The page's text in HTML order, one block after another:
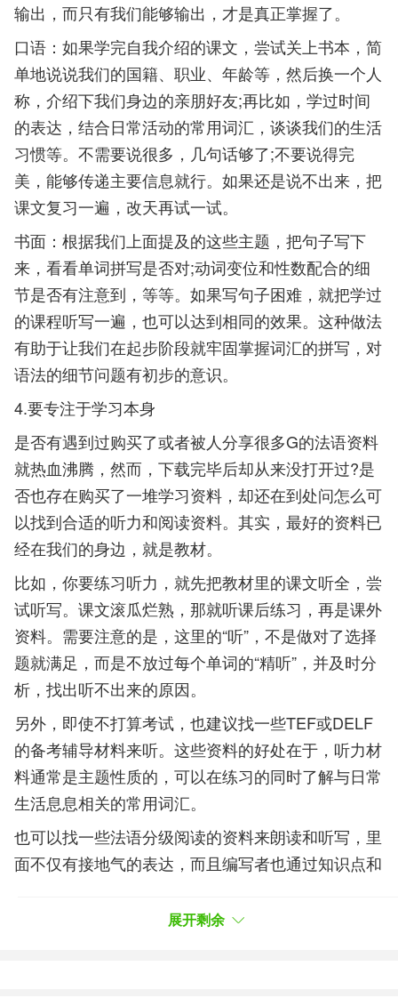
输出，而只有我们能够输出，才是真正掌握了。
口语：如果学完自我介绍的课文，尝试关上书本，简
单地说说我们的国籍、职业、年龄等，然后换一个人
称，介绍下我们身边的亲朋好友;再比如，学过时间
的表达，结合日常活动的常用词汇，谈谈我们的生活
习惯等。不需要说很多，几句话够了;不要说得完
美，能够传递主要信息就行。如果还是说不出来，把
课文复习一遍，改天再试一试。
书面：根据我们上面提及的这些主题，把句子写下
来，看看单词拼写是否对;动词变位和性数配合的细
节是否有注意到，等等。如果写句子困难，就把学过
的课程听写一遍，也可以达到相同的效果。这种做法
有助于让我们在起步阶段就牢固掌握词汇的拼写，对
语法的细节问题有初步的意识。
4.要专注于学习本身
是否有遇到过购买了或者被人分享很多G的法语资料
就热血沸腾，然而，下载完毕后却从来没打开过?是
否也存在购买了一堆学习资料，却还在到处问怎么可
以找到合适的听力和阅读资料。其实，最好的资料已
经在我们的身边，就是教材。
比如，你要练习听力，就先把教材里的课文听全，尝
试听写。课文滚瓜烂熟，那就听课后练习，再是课外
资料。需要注意的是，这里的“听”，不是做对了选择
题就满足，而是不放过每个单词的“精听”，并及时分
析，找出听不出来的原因。
另外，即使不打算考试，也建议找一些TEF或DELF
的备考辅导材料来听。这些资料的好处在于，听力材
料通常是主题性质的，可以在练习的同时了解与日常
生活息息相关的常用词汇。
也可以找一些法语分级阅读的资料来朗读和听写，里
面不仅有接地气的表达，而且编写者也通过知识点和
展开剩余